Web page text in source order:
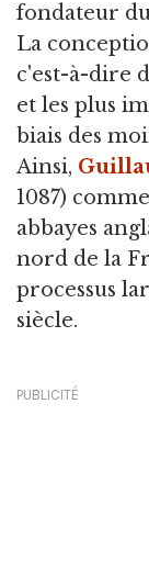
fondateur
La
c'est-à-dire
et les plus
biais des
Ainsi,
1087)
abbayes
nord de la
processus
siècle.
PUBLICITÉ